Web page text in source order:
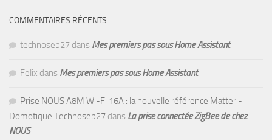
COMMENTAIRES RÉCENTS
technoseb27 dans Mes premiers pas sous Home Assistant
Felix dans Mes premiers pas sous Home Assistant
Prise NOUS A8M Wi-Fi 16A : la nouvelle référence Matter -
Domotique Technoseb27 dans La prise connectée ZigBee de chez
NOUS